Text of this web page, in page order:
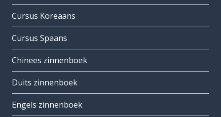
Cursus Koreaans
Cursus Spaans
Chinees zinnenboek
Duits zinnenboek
Engels zinnenboek